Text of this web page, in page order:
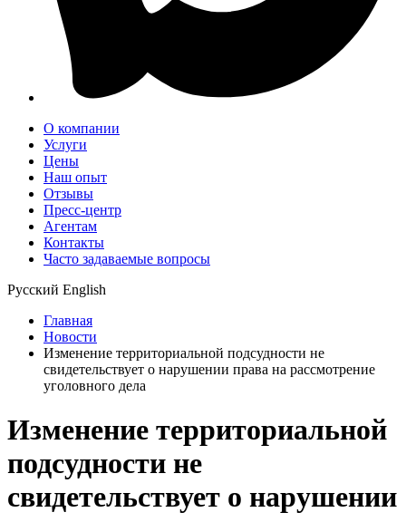
О компании
Услуги
Цены
Наш опыт
Отзывы
Пресс-центр
Агентам
Контакты
Часто задаваемые вопросы
Русский English
Главная
Новости
Изменение территориальной подсудности не
свидетельствует о нарушении права на рассмотрение
уголовного дела
Изменение территориальной
подсудности не
свидетельствует о нарушении